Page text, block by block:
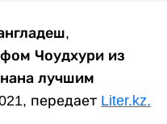
Чоудхури из
лучшим
, передает Liter.kz.